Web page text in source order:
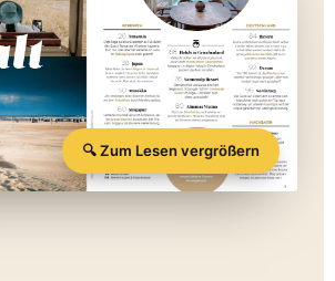
🔍 Zum Lesen vergrößern